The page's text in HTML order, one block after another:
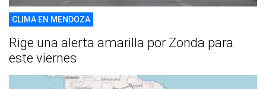
CLIMA EN MENDOZA
Rige una alerta amarilla por Zonda para
este viernes